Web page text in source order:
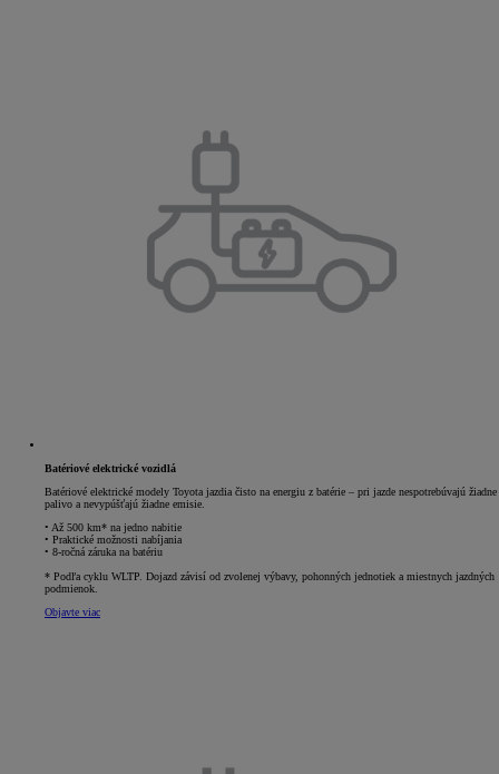
Batériové elektrické vozidlá
Batériové elektrické modely Toyota jazdia čisto na energiu z batérie – pri jazde nespotrebúvajú žiadne
palivo a nevypúšťajú žiadne emisie.
• Až 500 km* na jedno nabitie
• Praktické možnosti nabíjania
• 8-ročná záruka na batériu
* Podľa cyklu WLTP. Dojazd závisí od zvolenej výbavy, pohonných jednotiek a miestnych jazdných
podmienok.
Objavte viac